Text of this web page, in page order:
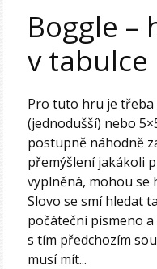
Boggle –
v tabulce
Pro tuto hru je
(jednodušší) nebo
postupně náhodně
přemýšlení jakákoli
vyplněná, mohou se
Slovo se smí hledat
počáteční písmeno
s tím předchozím
musí mít...